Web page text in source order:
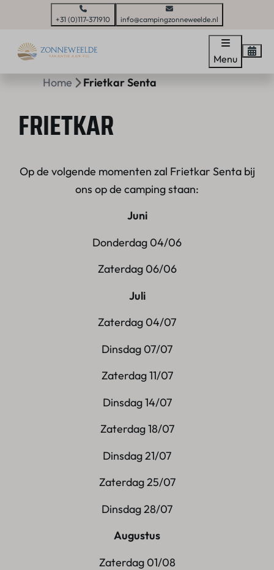
+31 (0)117-371910 info@campingzonneweelde.nl
Menu
Home Frietkar Senta
FRIETKAR
Op de volgende momenten zal Frietkar Senta bij
ons op de camping staan:
Juni
Donderdag 04/06
Zaterdag 06/06
Juli
Zaterdag 04/07
Dinsdag 07/07
Zaterdag 11/07
Dinsdag 14/07
Zaterdag 18/07
Dinsdag 21/07
Zaterdag 25/07
Dinsdag 28/07
Augustus
Zaterdag 01/08